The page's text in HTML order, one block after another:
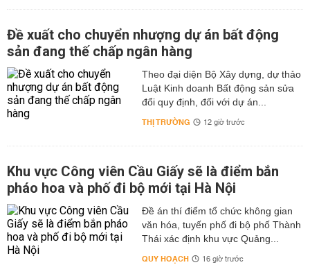
Tiết Kiệm Online
SHB cho phép khách hàng gửi tiết kiệm trực tuyến thông
qua ứng dụng hoặc website ngân hàng, với các lợi ích:
Lãi suất cao hơn so với gửi tiết kiệm tại quầy.
Tiện lợi, có thể gửi và rút tiền mọi lúc, mọi nơi.
Bảo mật và an toàn.
Tiết Kiệm Tích Lũy
Một số lợi ích:
Khách hàng có thể gửi tiền định kỳ với số tiền linh hoạt.
Lãi suất ổn định, giúp tích lũy vốn an toàn.
Phù hợp cho mục tiêu như mua nhà, đầu tư hoặc chuẩn bị
tài chính cho con cái.
Tiết Kiệm Linh Hoạt
Đề xuất cho chuyển nhượng dự án bất động
sản đang thế chấp ngân hàng
Theo đại diện Bộ Xây dựng, dự thảo
Luật Kinh doanh Bất động sản sửa
đổi quy định, đối với dự án...
THỊ TRƯỜNG 12 giờ trước
Khu vực Công viên Cầu Giấy sẽ là điểm bắn
pháo hoa và phố đi bộ mới tại Hà Nội
Đề án thí điểm tổ chức không gian
văn hóa, tuyến phố đi bộ phố Thành
Thái xác định khu vực Quảng...
QUY HOẠCH 16 giờ trước